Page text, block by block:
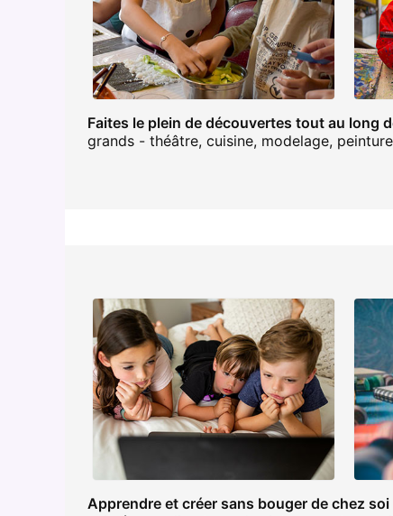
Faites le plein de découvertes tout au long
grands - théâtre, cuisine, modelage,
Apprendre et créer sans bouger de chez soi